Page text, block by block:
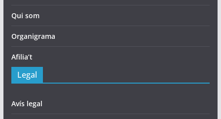
Qui som
Organigrama
Afilia’t
Legal
Avís legal